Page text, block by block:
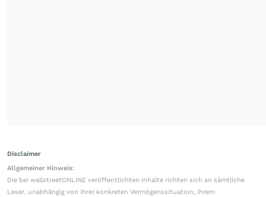
Disclaimer
Allgemeiner Hinweis:
Die bei wallstreetONLINE veröffentlichten Inhalte richten sich an sämtliche
Leser, unabhängig von ihrer konkreten Vermögenssituation, ihrem